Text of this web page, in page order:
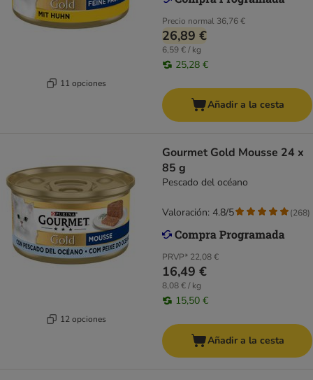
11 opciones
Precio normal 36,76 €
26,89 €
6,59 € / kg
25,28 €
Añadir a la cesta
12 opciones
Gourmet Gold Mousse 24 x
85 g
Pescado del océano
PRVP* 22,08 €
16,49 €
8,08 € / kg
15,50 €
Valoración: 4.8/5 (268)
Añadir a la cesta